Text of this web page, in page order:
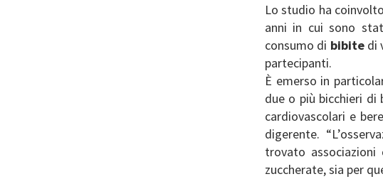
Lo studio ha
anni in cui sono
consumo di bibitedi
partecipanti.
È emerso in
due o più bicchieri
cardiovascolari e
digerente.
trovato
zuccherate, sia per